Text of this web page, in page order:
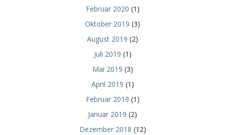
Februar 2020 (1)
Oktober 2019 (3)
August 2019 (2)
Juli 2019 (1)
Mai 2019 (3)
April 2019 (1)
Februar 2019 (1)
Januar 2019 (2)
Dezember 2018 (12)